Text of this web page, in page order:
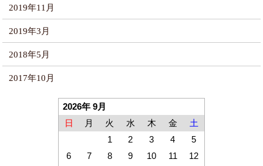
2019年11月
2019年3月
2018年5月
2017年10月
2026年 9月
日
月 火 水 木 金
土
1
2 3 4
5
6
7 8 9 10 11
12